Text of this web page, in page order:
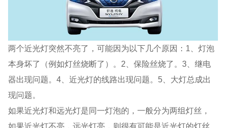
两个近光灯突然不亮了，可能因为以下几个原因：1、灯泡
本身坏了（例如灯丝烧断了）。2、保险丝烧了。3、继电
器出现问题。4、近光灯的线路出现问题。5、大灯总成出
现问题。
如果近光灯和远光灯是同一灯泡的，一般分为两组灯丝，